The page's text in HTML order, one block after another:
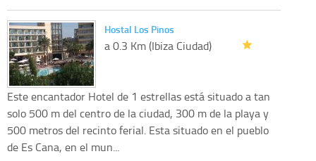
Hostal Los Pinos
a 0.3 Km (Ibiza Ciudad)
Este encantador Hotel de 1 estrellas está situado a tan
solo 500 m del centro de la ciudad, 300 m de la playa y
500 metros del recinto ferial. Esta situado en el pueblo
de Es Cana, en el mun...